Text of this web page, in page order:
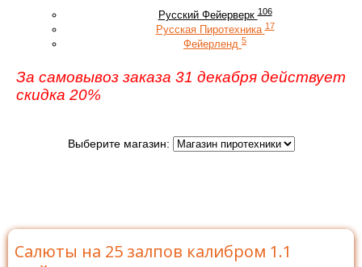
Русский Фейерверк 106
Русская Пиротехника 17
Фейерленд 5
За самовывоз заказа 31 декабря действует
скидка 20%
Выберите магазин:
Салюты на 25 залпов калибром 1.1